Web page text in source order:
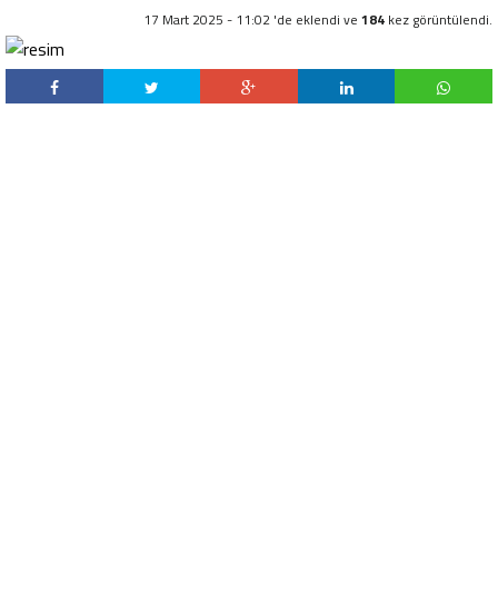
17 Mart 2025 - 11:02 'de eklendi ve 184 kez görüntülendi.